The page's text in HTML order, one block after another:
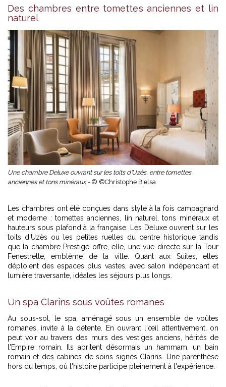
Des chambres entre tomettes anciennes et lin
naturel
Une chambre Deluxe ouvrant sur les toits d'Uzès, entre tomettes
anciennes et tons minéraux - © ©Christophe Bielsa
Les chambres ont été conçues dans style à la fois campagnard
et moderne : tomettes anciennes, lin naturel, tons minéraux et
hauteurs sous plafond à la française. Les Deluxe ouvrent sur les
toits d'Uzès ou les petites ruelles du centre historique tandis
que la chambre Prestige offre, elle, une vue directe sur la Tour
Fenestrelle, emblème de la ville. Quant aux Suites, elles
déploient des espaces plus vastes, avec salon indépendant et
lumière traversante, idéales les séjours plus longs.
Un spa Clarins sous voûtes romanes
Au sous-sol, le spa, aménagé sous un ensemble de voûtes
romanes, invite à la détente. En ouvrant l'œil attentivement, on
peut voir au travers des murs des vestiges anciens, hérités de
l'Empire romain. Ils abritent désormais un hammam, un bain
romain et des cabines de soins signés Clarins. Une parenthèse
hors du temps, où l'histoire participe pleinement à l'expérience.